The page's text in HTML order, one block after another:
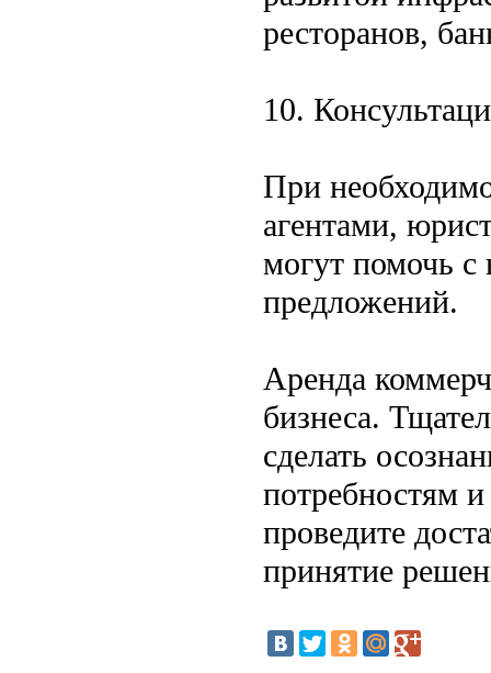
ресторанов,
10.
При
агентами,
могут помочь
предложений.
Аренда
бизнеса.
сделать
потребностям
проведите
принятие